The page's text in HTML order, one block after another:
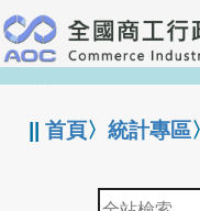
跳
到
主
要
:::
||首頁〉統計專區〉
全